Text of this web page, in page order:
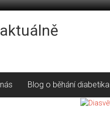
Blog o běhání diabetika